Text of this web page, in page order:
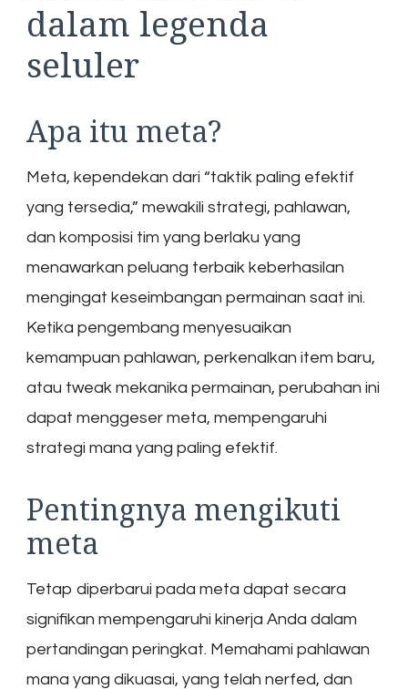
dalam legenda
seluler
Apa itu meta?
Meta, kependekan dari “taktik paling efektif
yang tersedia,” mewakili strategi, pahlawan,
dan komposisi tim yang berlaku yang
menawarkan peluang terbaik keberhasilan
mengingat keseimbangan permainan saat ini.
Ketika pengembang menyesuaikan
kemampuan pahlawan, perkenalkan item baru,
atau tweak mekanika permainan, perubahan ini
dapat menggeser meta, mempengaruhi
strategi mana yang paling efektif.
Pentingnya mengikuti
meta
Tetap diperbarui pada meta dapat secara
signifikan mempengaruhi kinerja Anda dalam
pertandingan peringkat. Memahami pahlawan
mana yang dikuasai, yang telah nerfed, dan